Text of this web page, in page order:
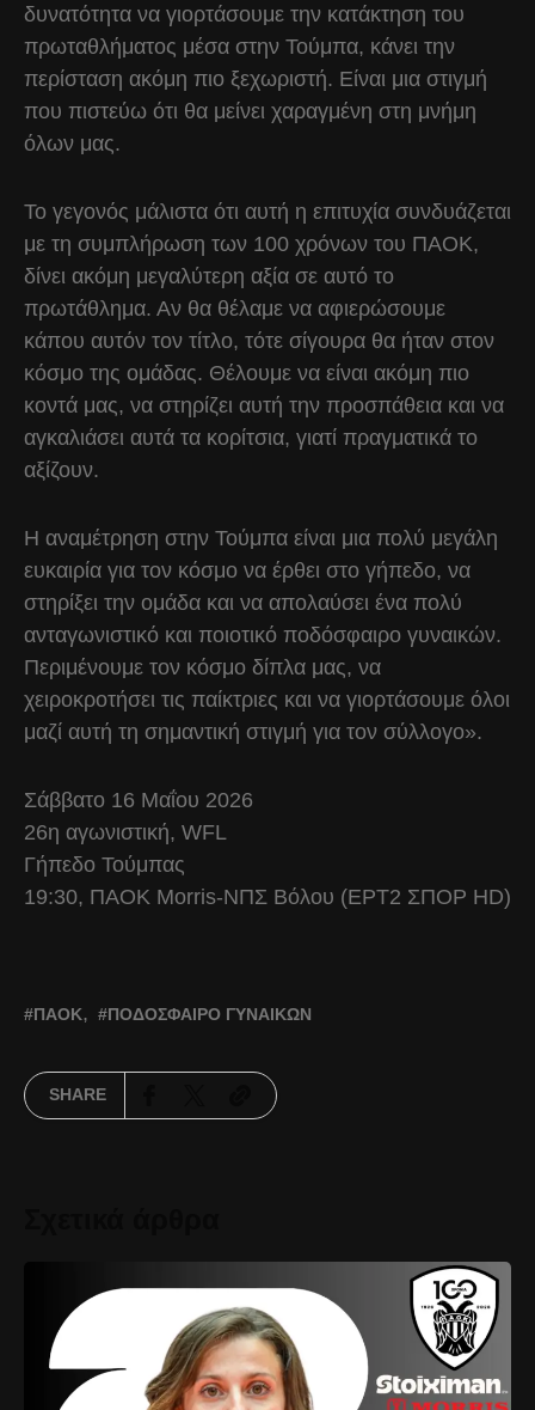
δυνατότητα να γιορτάσουμε την κατάκτηση του
πρωταθλήματος μέσα στην Τούμπα, κάνει την
περίσταση ακόμη πιο ξεχωριστή. Είναι μια στιγμή
που πιστεύω ότι θα μείνει χαραγμένη στη μνήμη
όλων μας.
Το γεγονός μάλιστα ότι αυτή η επιτυχία συνδυάζεται
με τη συμπλήρωση των 100 χρόνων του ΠΑΟΚ,
δίνει ακόμη μεγαλύτερη αξία σε αυτό το
πρωτάθλημα. Αν θα θέλαμε να αφιερώσουμε
κάπου αυτόν τον τίτλο, τότε σίγουρα θα ήταν στον
κόσμο της ομάδας. Θέλουμε να είναι ακόμη πιο
κοντά μας, να στηρίζει αυτή την προσπάθεια και να
αγκαλιάσει αυτά τα κορίτσια, γιατί πραγματικά το
αξίζουν.
Η αναμέτρηση στην Τούμπα είναι μια πολύ μεγάλη
ευκαιρία για τον κόσμο να έρθει στο γήπεδο, να
στηρίξει την ομάδα και να απολαύσει ένα πολύ
ανταγωνιστικό και ποιοτικό ποδόσφαιρο γυναικών.
Περιμένουμε τον κόσμο δίπλα μας, να
χειροκροτήσει τις παίκτριες και να γιορτάσουμε όλοι
μαζί αυτή τη σημαντική στιγμή για τον σύλλογο».
Σάββατο 16 Μαΐου 2026
26η αγωνιστική, WFL
Γήπεδο Τούμπας
19:30, ΠΑΟΚ Morris-ΝΠΣ Βόλου (ΕΡΤ2 ΣΠΟΡ HD)
ΠΑΟΚ ΠΟΔΌΣΦΑΙΡΟ ΓΥΝΑΙΚΏΝ
SHARE